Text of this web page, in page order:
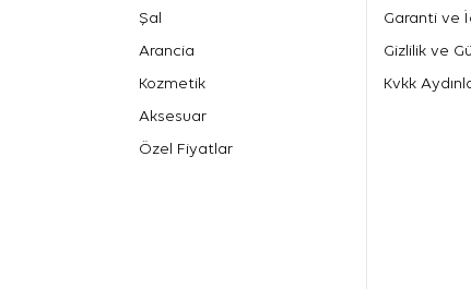
Şal
Arancia
Kozmetik
Aksesuar
Özel Fiyatlar
Garanti ve
Gizlilik ve
Kvkk